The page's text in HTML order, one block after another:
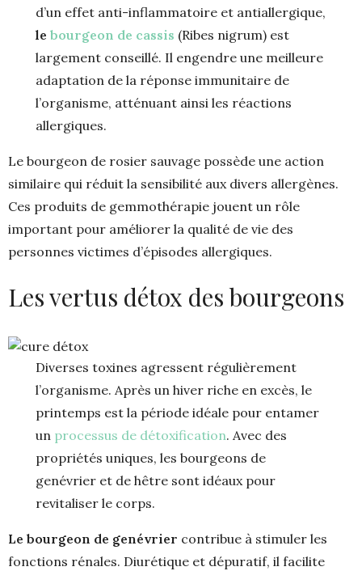
d’un effet anti-inflammatoire et antiallergique,
lebourgeon de cassis (Ribes nigrum) est
largement conseillé. Il engendre une meilleure
adaptation de la réponse immunitaire de
l’organisme, atténuant ainsi les réactions
allergiques.
Le bourgeon de rosier sauvage possède une action
similaire qui réduit la sensibilité aux divers allergènes.
Ces produits de gemmothérapie jouent un rôle
important pour améliorer la qualité de vie des
personnes victimes d’épisodes allergiques.
Les vertus détox des bourgeons
Diverses toxines agressent régulièrement
l’organisme. Après un hiver riche en excès, le
printemps est la période idéale pour entamer
un processus de détoxification. Avec des
propriétés uniques, les bourgeons de
genévrier et de hêtre sont idéaux pour
revitaliser le corps.
Le bourgeon de genévrier contribue à stimuler les
fonctions rénales. Diurétique et dépuratif, il facilite